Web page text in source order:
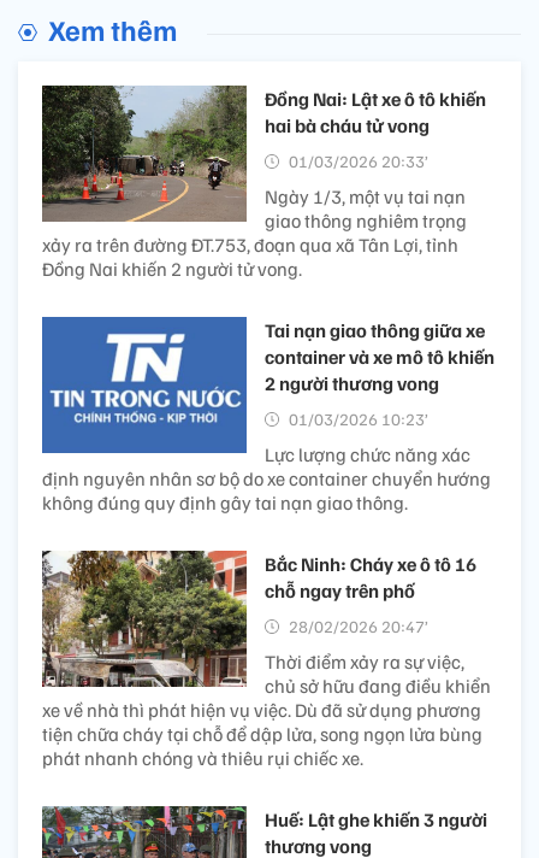
Xem thêm
Đồng Nai: Lật xe ô tô khiến
hai bà cháu tử vong
01/03/2026 20:33’
Ngày 1/3, một vụ tai nạn
giao thông nghiêm trọng
xảy ra trên đường ĐT.753, đoạn qua xã Tân Lợi, tỉnh
Đồng Nai khiến 2 người tử vong.
Tai nạn giao thông giữa xe
container và xe mô tô khiến
2 người thương vong
01/03/2026 10:23’
Lực lượng chức năng xác
định nguyên nhân sơ bộ do xe container chuyển hướng
không đúng quy định gây tai nạn giao thông.
Bắc Ninh: Cháy xe ô tô 16
chỗ ngay trên phố
28/02/2026 20:47’
Thời điểm xảy ra sự việc,
chủ sở hữu đang điều khiển
xe về nhà thì phát hiện vụ việc. Dù đã sử dụng phương
tiện chữa cháy tại chỗ để dập lửa, song ngọn lửa bùng
phát nhanh chóng và thiêu rụi chiếc xe.
Huế: Lật ghe khiến 3 người
thương vong